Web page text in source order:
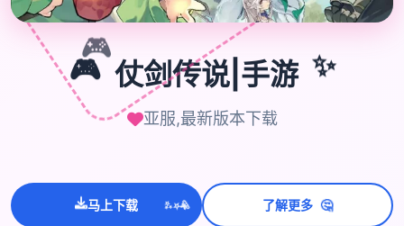
🎮
🎮 仗剑传说|手游 ✨
亚服,最新版本下载
马上下载 ✨⭐💫 了解更多 🤔